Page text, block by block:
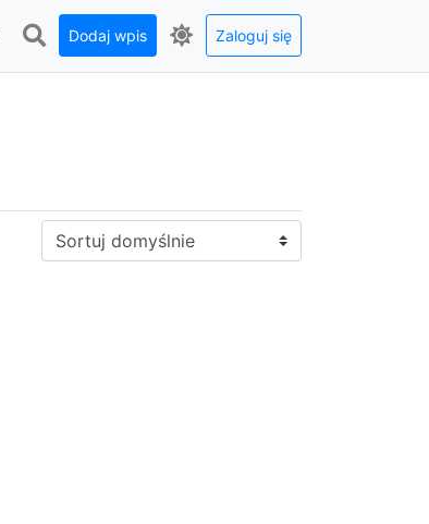
Dodaj wpis Zaloguj się
Sortuj: